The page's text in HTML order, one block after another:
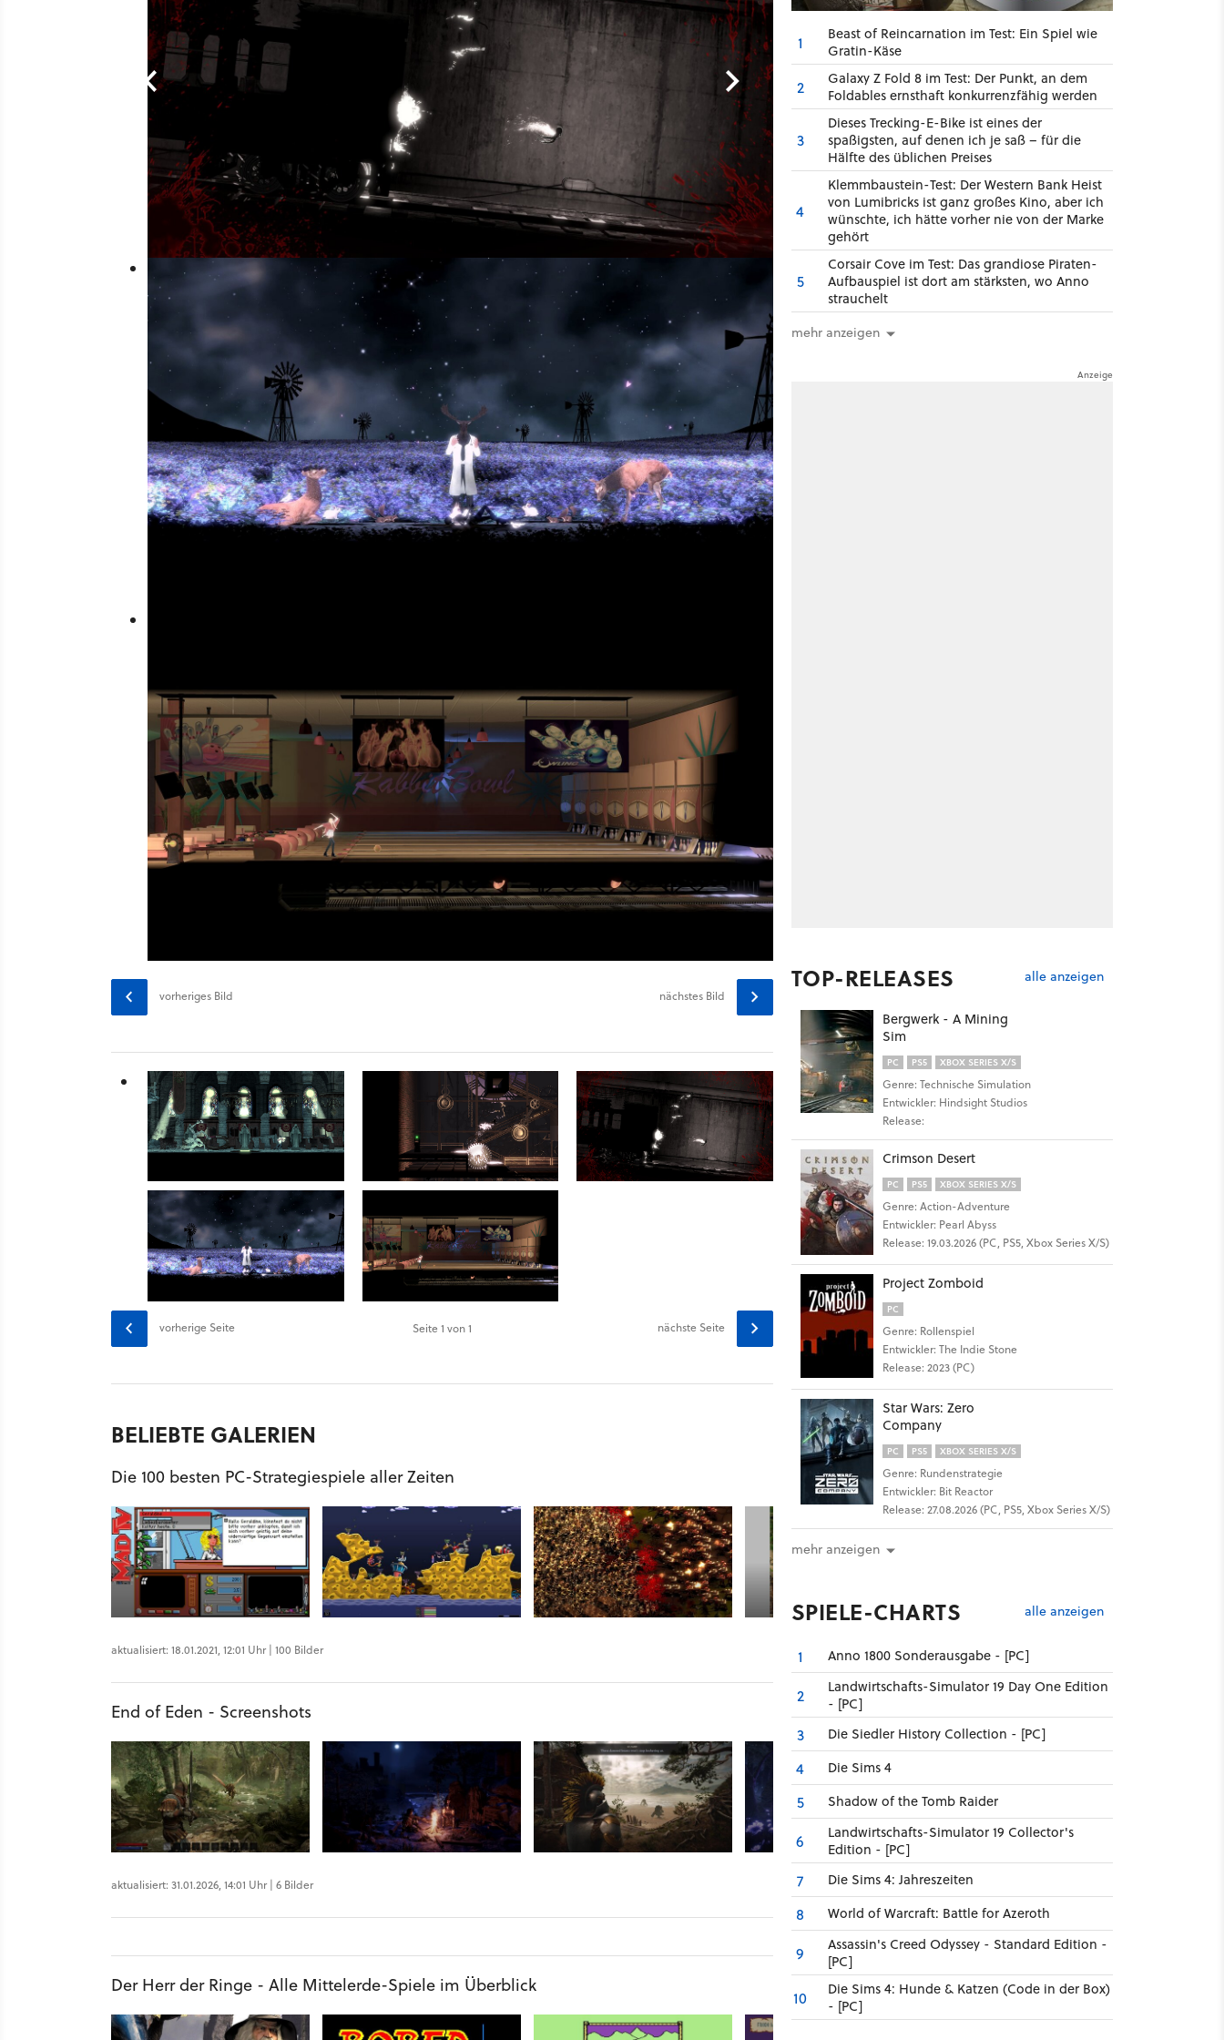
vorheriges Bild nächstesBild
vorherige Seite Seite 1 von 1 nächste Seite
BELIEBTE GALERIEN
Die 100 besten PC-Strategiespiele aller Zeiten
aktualisiert: 18.01.2021, 12:01 Uhr | 100 Bilder
End of Eden - Screenshots
6
aktualisiert: 31.01.2026, 14:01 Uhr | 6 Bilder
Der Herr der Ringe - Alle Mittelerde-Spiele im Überblick
1
Beast of Reincarnation im Test: Ein Spiel wie
Gratin-Käse
2
Galaxy Z Fold 8 im Test: Der Punkt, an dem
Foldables ernsthaft konkurrenzfähig werden
3
Dieses Trecking-E-Bike ist eines der
spaßigsten, auf denen ich je saß – für die
Hälfte des üblichen Preises
4
Klemmbaustein-Test: Der Western Bank Heist
von Lumibricks ist ganz großes Kino, aber ich
wünschte, ich hätte vorher nie von der Marke
gehört
5
Corsair Cove im Test: Das grandiose Piraten-
Aufbauspiel ist dort am stärksten, wo Anno
strauchelt
mehr anzeigen
TOP-RELEASES alle anzeigen
Bergwerk - A Mining
Sim
PC PS5 XBOX SERIES X/S
Genre: Technische Simulation
Entwickler: Hindsight Studios
Release:
Crimson Desert
PC PS5 XBOX SERIES X/S
Genre: Action-Adventure
Entwickler: Pearl Abyss
Release: 19.03.2026 (PC, PS5, Xbox Series X/S)
Project Zomboid
PC
Genre: Rollenspiel
Entwickler: The Indie Stone
Release: 2023 (PC)
Star Wars: Zero
Company
PC PS5 XBOX SERIES X/S
Genre: Rundenstrategie
Entwickler: Bit Reactor
Release: 27.08.2026 (PC, PS5, Xbox Series X/S)
mehr anzeigen
SPIELE-CHARTS alle anzeigen
1 Anno 1800 Sonderausgabe - [PC]
2
Landwirtschafts-Simulator 19 Day One Edition
- [PC]
3 Die Siedler History Collection - [PC]
4 Die Sims 4
5 Shadow of the Tomb Raider
6
Landwirtschafts-Simulator 19 Collector's
Edition - [PC]
7 Die Sims 4: Jahreszeiten
8 World of Warcraft: Battle for Azeroth
9
Assassin's Creed Odyssey - Standard Edition -
[PC]
10
Die Sims 4: Hunde & Katzen (Code in der Box)
- [PC]